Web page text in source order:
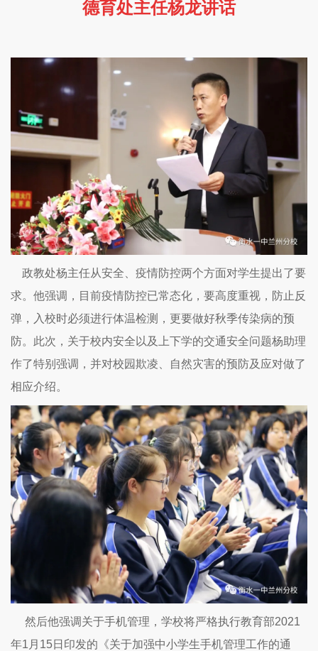
德育处主任杨龙讲话
政教处杨主任从安全、疫情防控两个方面对学生提出了要
求。他强调，目前疫情防控已常态化，要高度重视，防止反
弹，入校时必须进行体温检测，更要做好秋季传染病的预
防。此次，关于校内安全以及上下学的交通安全问题杨助理
作了特别强调，并对校园欺凌、自然灾害的预防及应对做了
相应介绍。
然后他强调关于手机管理，学校将严格执行教育部2021
年1月15日印发的《关于加强中小学生手机管理工作的通